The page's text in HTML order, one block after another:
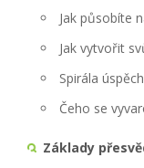
Jak působíte
Jak vytvořit
Spirála
Čeho se
Základy